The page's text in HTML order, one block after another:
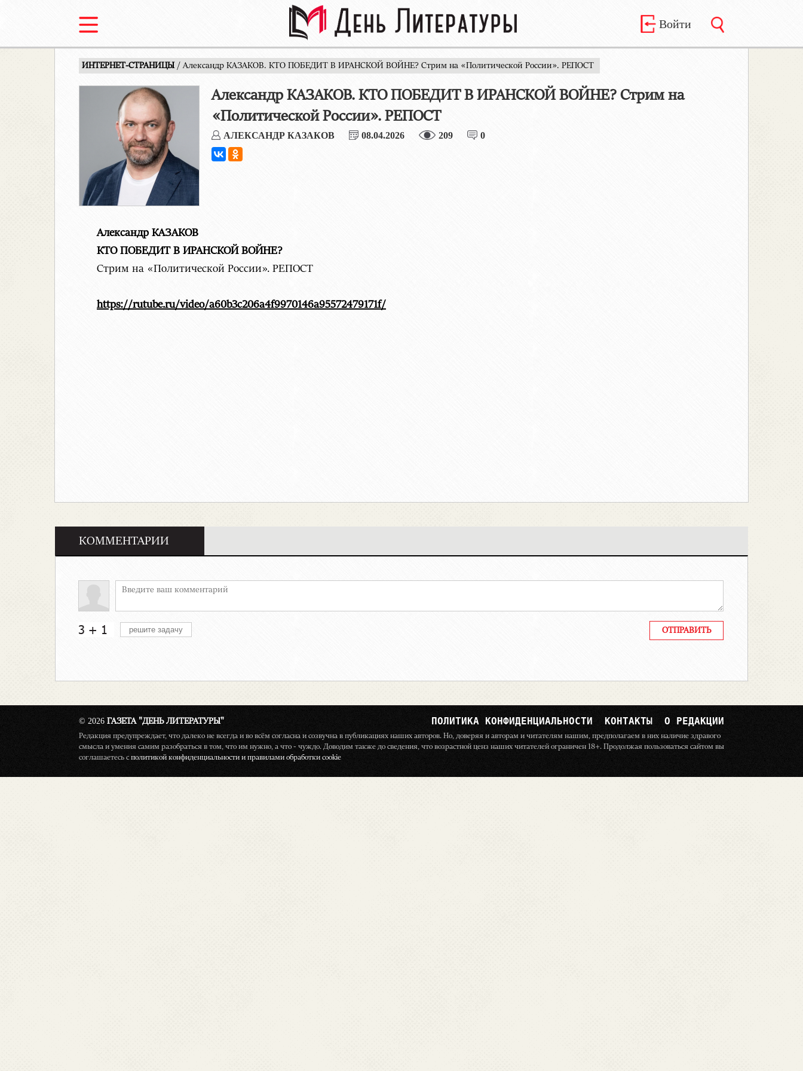
Войти
ИНТЕРНЕТ-СТРАНИЦЫ / Александр КАЗАКОВ. КТО ПОБЕДИТ В ИРАНСКОЙ ВОЙНЕ? Стрим на «Политической России». РЕПОСТ
Александр КАЗАКОВ. КТО ПОБЕДИТ В ИРАНСКОЙ ВОЙНЕ? Стрим на
«Политической России». РЕПОСТ
АЛЕКСАНДР КАЗАКОВ 08.04.2026 209 0
Александр КАЗАКОВ
КТО ПОБЕДИТ В ИРАНСКОЙ ВОЙНЕ?
Стрим на «Политической России». РЕПОСТ
https://rutube.ru/video/a60b3c206a4f9970146a95572479171f/
КОММЕНТАРИИ
© 2026 ГАЗЕТА "ДЕНЬ ЛИТЕРАТУРЫ" О РЕДАКЦИИ
КОНТАКТЫ
ПОЛИТИКА КОНФИДЕНЦИАЛЬНОСТИ
Редакция предупреждает, что далеко не всегда и во всём согласна и созвучна в публикациях наших авторов. Но, доверяя и авторам и читателям нашим, предполагаем в них наличие здравого
смысла и умения самим разобраться в том, что им нужно, а что - чуждо. Доводим также до сведения, что возрастной ценз наших читателей ограничен 18+. Продолжая пользоваться сайтом вы
соглашаетесь сполитикой конфиденциальности и правилами обработки cookie